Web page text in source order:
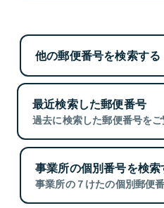
他の郵便番号を検索する
最近検索した郵便番号
過去に検索した郵便番号をご
事業所の個別番号を検索
事業所の７けたの個別郵便